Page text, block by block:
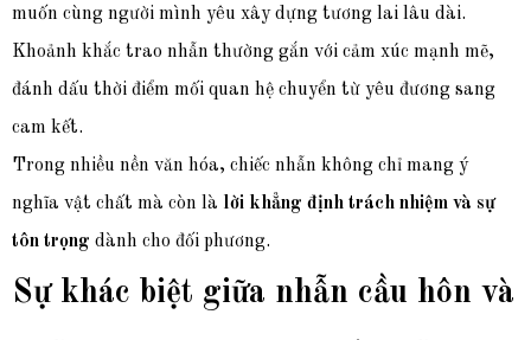
muốn cùng người mình yêu xây dựng tương lai lâu dài.
Khoảnh khắc trao nhẫn thường gắn với cảm xúc mạnh mẽ,
đánh dấu thời điểm mối quan hệ chuyển từ yêu đương sang
cam kết.
Trong nhiều nền văn hóa, chiếc nhẫn không chỉ mang ý
nghĩa vật chất mà còn là lời khẳng định trách nhiệm và sự
tôn trọng dành cho đối phương.
Sự khác biệt giữa nhẫn cầu hôn và